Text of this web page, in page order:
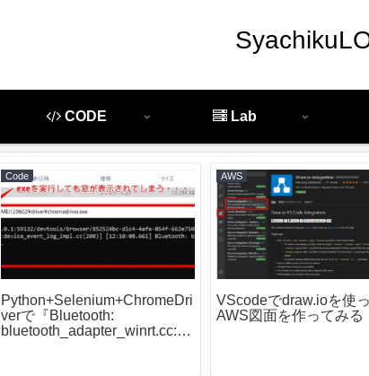
CODE Lab
Code
Python+Selenium+ChromeDri
verで『Bluetooth:
bluetooth_adapter_winrt.cc:10
AWS
VScodeでdraw.ioを使
AWS図面を作ってみる